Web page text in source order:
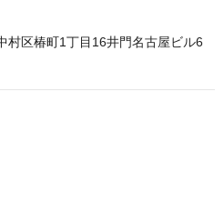
区椿町1丁目16井門名古屋ビル6